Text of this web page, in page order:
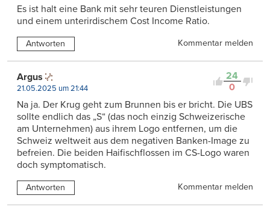
Es ist halt eine Bank mit sehr teuren Dienstleistungen
und einem unterirdischem Cost Income Ratio.
Antworten Kommentar melden
24
0
Argus
21.05.2025 um 21:44
Na ja. Der Krug geht zum Brunnen bis er bricht. Die UBS
sollte endlich das „S“ (das noch einzig Schweizerische
am Unternehmen) aus ihrem Logo entfernen, um die
Schweiz weltweit aus dem negativen Banken-Image zu
befreien. Die beiden Haifischflossen im CS-Logo waren
doch symptomatisch.
Antworten Kommentar melden